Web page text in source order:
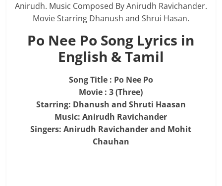
Anirudh. Music Composed By Anirudh Ravichander.
Movie Starring Dhanush and Shrui Hasan.
Po Nee Po Song Lyrics in
English & Tamil
Song Title : Po Nee Po
Movie : 3 (Three)
Starring: Dhanush and Shruti Haasan
Music: Anirudh Ravichander
Singers: Anirudh Ravichander and Mohit
Chauhan